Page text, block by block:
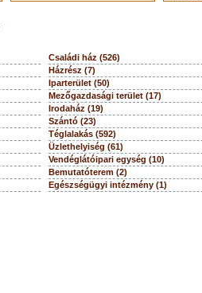
Családi ház (526)
Házrész (7)
Iparterület (50)
Mezőgazdasági terület (17)
Irodaház (19)
Szántó (23)
Téglalakás (592)
Üzlethelyiség (61)
Vendéglátóipari egység (10)
Bemutatóterem (2)
Egészségügyi intézmény (1)